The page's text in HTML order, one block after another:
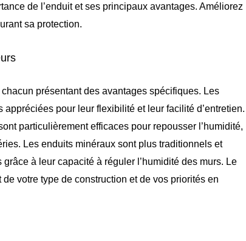
de l’enduit et ses principaux avantages. Améliorez
sa protection.
chacun présentant des avantages spécifiques. Les
pour leur flexibilité et leur facilité d’entretien.
particulièrement efficaces pour repousser l’humidité,
Les enduits minéraux sont plus traditionnels et
à leur capacité à réguler l’humidité des murs. Le
votre type de construction et de vos priorités en